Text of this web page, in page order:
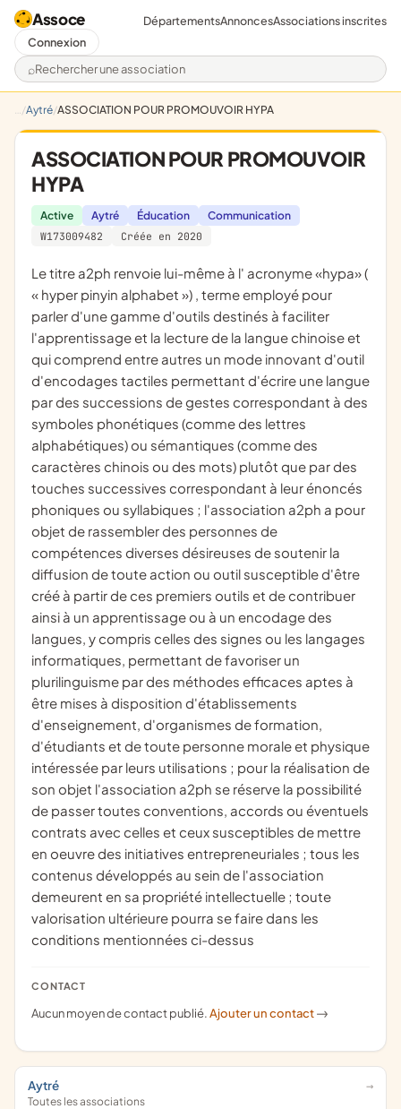
Assoce
Rechercher une association
DépartementsAnnoncesAssociations inscrites
Connexion
Aytré ASSOCIATION POUR PROMOUVOIR HYPA
ASSOCIATION POUR PROMOUVOIR
HYPA
Active Aytré Éducation
Communication
W173009482
Créée en 2020
le titre a2ph renvoie lui-même à l' acronyme «hypa» (
« hyper pinyin alphabet ») , terme employé pour
parler d'une gamme d'outils destinés à faciliter
l'apprentissage et la lecture de la langue chinoise et
qui comprend entre autres un mode innovant d'outil
d'encodages tactiles permettant d'écrire une langue
par des successions de gestes correspondant à des
symboles phonétiques (comme des lettres
alphabétiques) ou sémantiques (comme des
caractères chinois ou des mots) plutôt que par des
touches successives correspondant à leur énoncés
phoniques ou syllabiques ; l'association a2ph a pour
objet de rassembler des personnes de
compétences diverses désireuses de soutenir la
diffusion de toute action ou outil susceptible d'être
créé à partir de ces premiers outils et de contribuer
ainsi à un apprentissage ou à un encodage des
langues, y compris celles des signes ou les langages
informatiques, permettant de favoriser un
plurilinguisme par des méthodes efficaces aptes à
être mises à disposition d'établissements
d'enseignement, d'organismes de formation,
d'étudiants et de toute personne morale et physique
intéressée par leurs utilisations ; pour la réalisation de
son objet l'association a2ph se réserve la possibilité
de passer toutes conventions, accords ou éventuels
contrats avec celles et ceux susceptibles de mettre
en oeuvre des initiatives entrepreneuriales ; tous les
contenus développés au sein de l'association
demeurent en sa propriété intellectuelle ; toute
valorisation ultérieure pourra se faire dans les
conditions mentionnées ci-dessus
CONTACT
Aucun moyen de contact publié.Ajouter un contact ->
Aytré
Toutes les associations